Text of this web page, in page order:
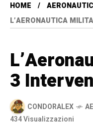
HOME
L’AERONAUTICA
3
CONDORALEX
434 Visualizzazioni